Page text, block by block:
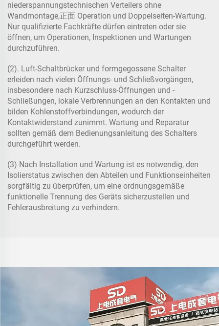
niederspannungstechnischen Verteilers ohne
Wandmontage,正面 Operation und Doppelseiten-Wartung.
Nur qualifizierte Fachkräfte dürfen eintreten oder sie
öffnen, um Operationen, Inspektionen und Wartungen
durchzuführen.
(2). Luft-Schaltbrücker und formgegossene Schalter
erleiden nach vielen Öffnungs- und Schließvorgängen,
insbesondere nach Kurzschluss-Öffnungen und -
Schließungen, lokale Verbrennungen an den Kontakten und
bilden Kohlenstoffverbindungen, wodurch der
Kontaktwiderstand zunimmt. Wartung und Reparatur
sollten gemäß dem Bedienungsanleitung des Schalters
durchgeführt werden.
(3) Nach Installation und Wartung ist es notwendig, den
Isolierstatus zwischen den Abteilen und Funktionseinheiten
sorgfältig zu überprüfen, um eine ordnungsgemäße
funktionelle Trennung des Geräts sicherzustellen und
Fehlerausbreitung zu verhindern.